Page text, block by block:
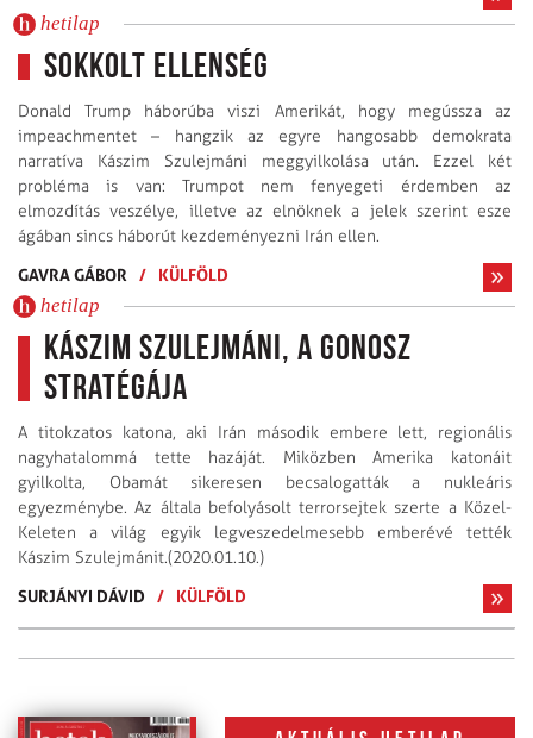
hetilap
Sokkolt ellenség
Donald Trump háborúba viszi Amerikát, hogy megússza az
impeachmentet – hangzik az egyre hangosabb demokrata
narratíva Kászim Szulejmáni meggyilkolása után. Ezzel két
probléma is van: Trumpot nem fenyegeti érdemben az
elmozdítás veszélye, illetve az elnöknek a jelek szerint esze
ágában sincs háborút kezdeményezni Irán ellen.
GAVRA GÁBOR / KÜLFÖLD
hetilap
Kászim Szulejmáni, a gonosz
stratégája
A titokzatos katona, aki Irán második embere lett, regionális
nagyhatalommá tette hazáját. Miközben Amerika katonáit
gyilkolta, Obamát sikeresen becsalogatták a nukleáris
egyezménybe. Az általa befolyásolt terrorsejtek szerte a Közel-
Keleten a világ egyik legveszedelmesebb emberévé tették
Kászim Szulejmánit.(2020.01.10.)
SURJÁNYI DÁVID
/ KÜLFÖLD